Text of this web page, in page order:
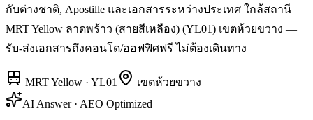
กับต่างชาติ, Apostille และเอกสารระหว่างประเทศ ใกล้สถานี
MRT Yellow ลาดพร้าว (สายสีเหลือง) (YL01) เขตห้วยขวาง —
รับ-ส่งเอกสารถึงคอนโด/ออฟฟิศฟรี ไม่ต้องเดินทาง
MRT Yellow · YL01 เขตห้วยขวาง
AI Answer · AEO Optimized